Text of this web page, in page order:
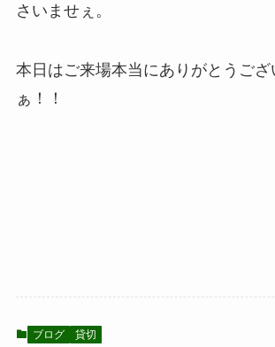
さいませぇ。
本日はご来場本当にありがとうござ
ぁ！！
ブログ 貸切